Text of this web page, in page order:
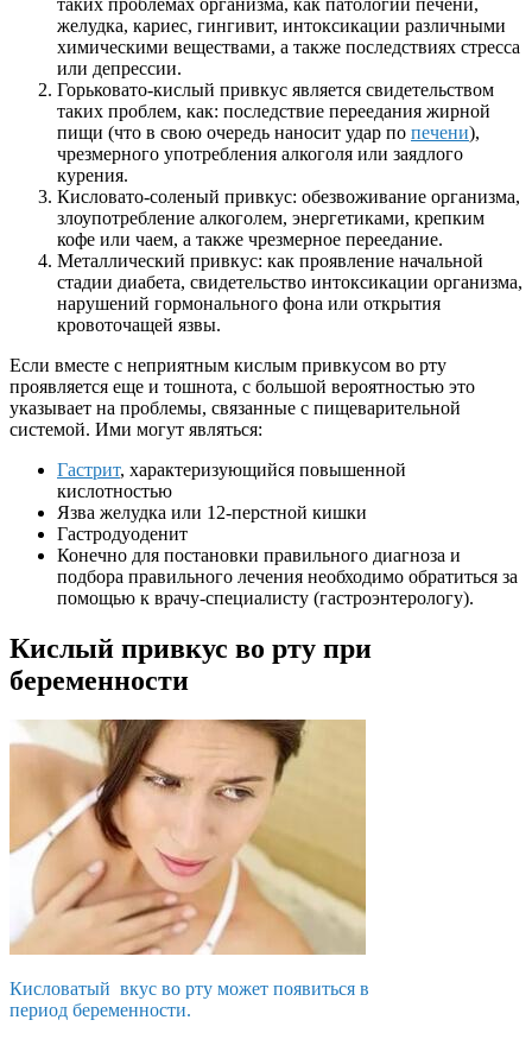
желудка, кариес, гингивит, интоксикации различными
химическими веществами, а также последствиях стресса
или депрессии.
Горьковато-кислый привкус является свидетельством
таких проблем, как: последствие переедания жирной
пищи (что в свою очередь наносит удар по печени),
чрезмерного употребления алкоголя или заядлого
курения.
Кисловато-соленый привкус: обезвоживание организма,
злоупотребление алкоголем, энергетиками, крепким
кофе или чаем, а также чрезмерное переедание.
Металлический привкус: как проявление начальной
стадии диабета, свидетельство интоксикации организма,
нарушений гормонального фона или открытия
кровоточащей язвы.
Если вместе с неприятным кислым привкусом во рту
проявляется еще и тошнота, с большой вероятностью это
указывает на проблемы, связанные с пищеварительной
системой. Ими могут являться:
Гастрит, характеризующийся повышенной
кислотностью
Язва желудка или 12-перстной кишки
Гастродуоденит
Конечно для постановки правильного диагноза и
подбора правильного лечения необходимо обратиться за
помощью к врачу-специалисту (гастроэнтерологу).
Кислый привкус во рту при
беременности
Кисловатый вкус во рту может появиться в
период беременности.